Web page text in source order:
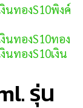
รุ่น